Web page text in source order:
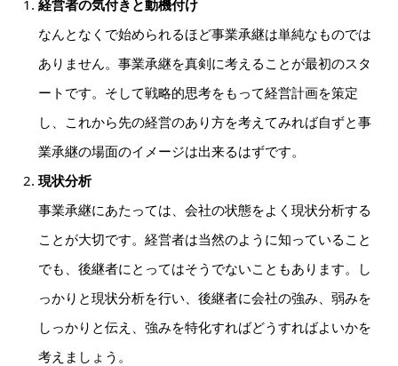
経営者の気付きと動機付け
なんとなくで始められるほど事業承継は単純なものでは
ありません。事業承継を真剣に考えることが最初のスタ
ートです。そして戦略的思考をもって経営計画を策定
し、これから先の経営のあり方を考えてみれば自ずと事
業承継の場面のイメージは出来るはずです。
現状分析
事業承継にあたっては、会社の状態をよく現状分析する
ことが大切です。経営者は当然のように知っていること
でも、後継者にとってはそうでないこともあります。し
っかりと現状分析を行い、後継者に会社の強み、弱みを
しっかりと伝え、強みを特化すればどうすればよいかを
考えましょう。